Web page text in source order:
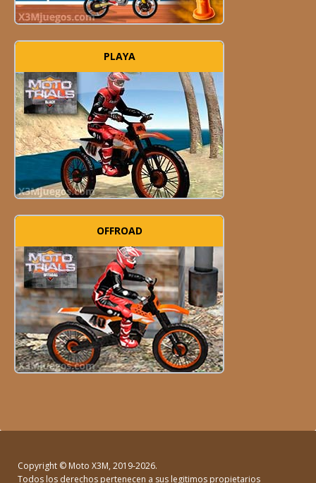
PLAYA
OFFROAD
Copyright © Moto X3M, 2019-2026.
Todos los derechos pertenecen a sus legitimos propietarios